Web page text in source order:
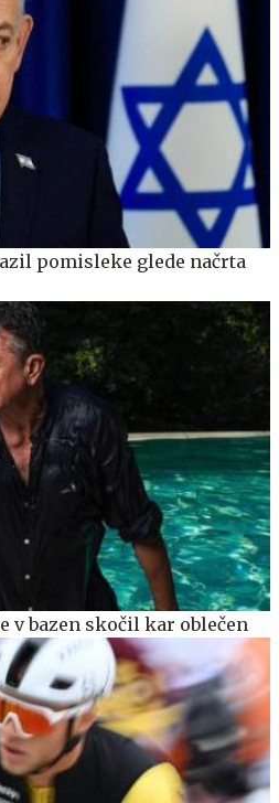
pomisleke glede načrta
v bazen skočil kar oblečen